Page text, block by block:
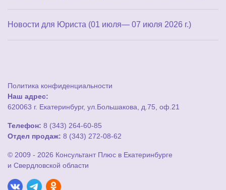
Новости для Юриста (01 июля— 07 июля 2026 г.)
Политика конфиденциальности
Наш адрес:
620063 г. Екатеринбург, ул.Большакова, д.75, оф.21
Телефон: 8 (343) 264-60-85
Отдел продаж: 8 (343) 272-08-62
© 2009 - 2026 Консультант Плюс в Екатеринбурге
и Свердловской области